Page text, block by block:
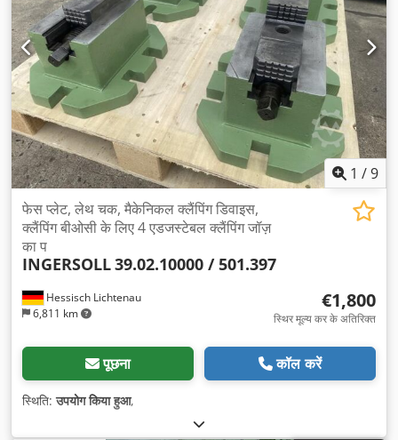
1 /9
Hessisch Lichtenau
6,811 km
फेस प्लेट, लेथ चक, मैकेनिकल क्लैंपिंग डिवाइस,
क्लैंपिंग बीओसी के लिए 4 एडजस्टेबल क्लैंपिंग जॉज़
का प
INGERSOLL39.02.10000 / 501.397
€1,800
स्थिर मूल्य कर के अतिरिक्त
पूछना कॉल करें
स्थिति:उपयोग किया हुआ,